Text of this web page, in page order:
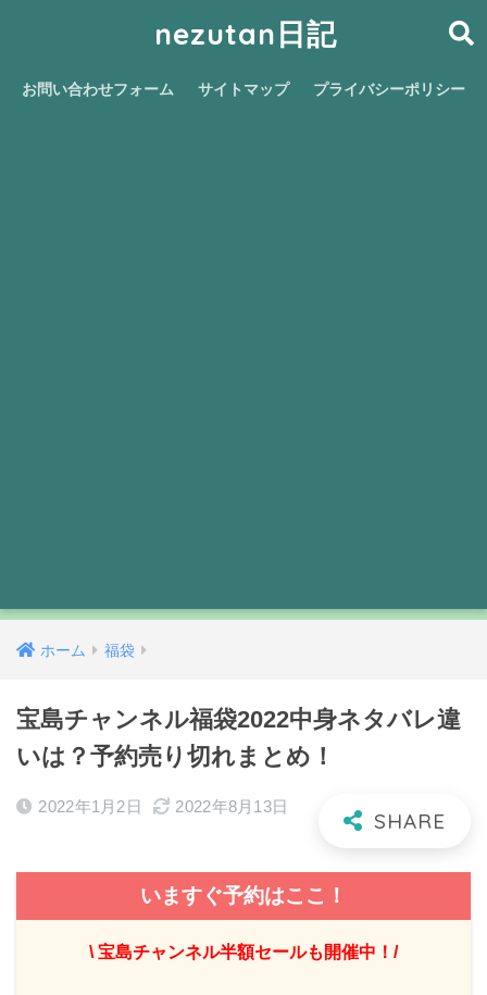
nezutan日記
お問い合わせフォーム サイトマップ プライバシーポリシー
ホーム 福袋
宝島チャンネル福袋2022中身ネタバレ違
いは？予約売り切れまとめ！
2022年1月2日 2022年8月13日
いますぐ予約はここ！
\ 宝島チャンネル半額セールも開催中！/